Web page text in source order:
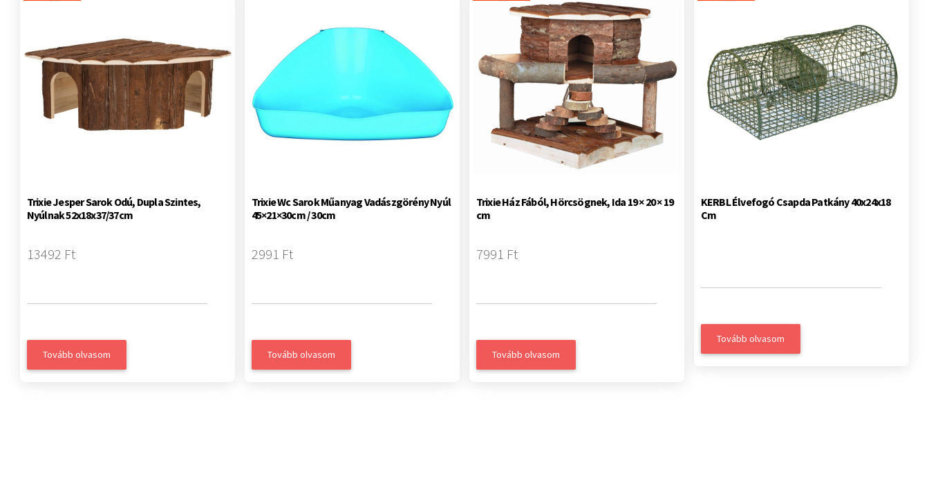
Trixie Jesper Sarok Odú, Dupla Szintes,
Nyúlnak 52x18x37/37cm
13492 Ft
Tovább olvasom
Trixie Wc Sarok Műanyag Vadászgörény Nyúl
45×21×30cm / 30cm
2991 Ft
Tovább olvasom
Trixie Ház Fából, Hörcsögnek, Ida 19 × 20 × 19
cm
7991 Ft
Tovább olvasom
KERBL Élvefogó Csapda Patkány 40x24x18
Cm
Tovább olvasom